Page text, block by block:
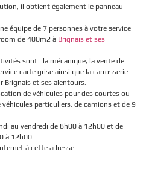
il obtient également le panneau
équipe de 7 personnes à votre service
de 400m2 à Brignais et ses
sont : la mécanique, la vente de
carte grise ainsi que la carrosserie-
Brignais et ses alentours.
de véhicules pour des courtes ou
particuliers, de camions et de 9
au vendredi de 8h00 à 12h00 et de
à 12h00.
à cette adresse :